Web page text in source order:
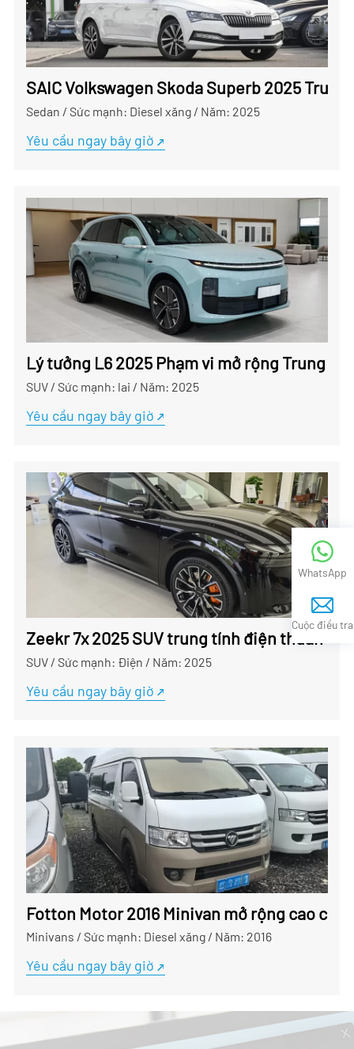
SAIC Volkswagen Skoda Superb 2025
Sedan / Sức mạnh: Diesel xăng/ Năm: 2025
Yêu cầu ngay bây giờ
Lý tưởng L6 2025 Phạm vi mở rộng Trung
SUV/ Sức mạnh: lai / Năm: 2025
Yêu cầu ngay bây giờ
Zeekr 7x 2025 SUV trung tính điện thuần
SUV/ Sức mạnh: Điện / Năm: 2025
Yêu cầu ngay bây giờ
Fotton Motor 2016 Minivan mở rộng cao cấp
Minivans / Sức mạnh: Diesel xăng/ Năm: 2016
Yêu cầu ngay bây giờ
WhatsApp
Cuộc điều tra